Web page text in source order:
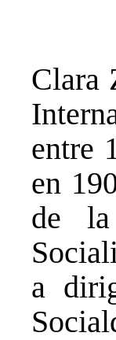
Clara
entre
en
de la
a